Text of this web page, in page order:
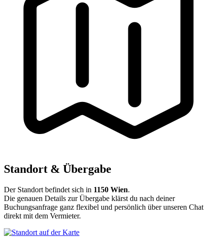
Standort & Übergabe
Der Standort befindet sich in 1150 Wien.
Die genauen Details zur Übergabe klärst du nach deiner
Buchungsanfrage ganz flexibel und persönlich über unseren Chat
direkt mit dem Vermieter.